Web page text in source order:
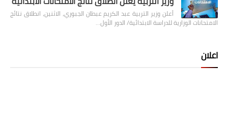
أعلن وزير التربية عبد الكريم عبطان الجبوري، الاثنين، انطلاق نتائج
الامتحانات الوزارية للدراسة الابتدائية/ الدور الأول…
اعلان